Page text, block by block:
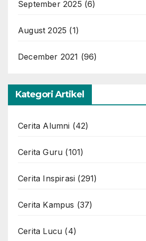
September 2025 (6)
August 2025 (1)
December 2021 (96)
Kategori Artikel
Cerita Alumni (42)
Cerita Guru (101)
Cerita Inspirasi (291)
Cerita Kampus (37)
Cerita Lucu (4)